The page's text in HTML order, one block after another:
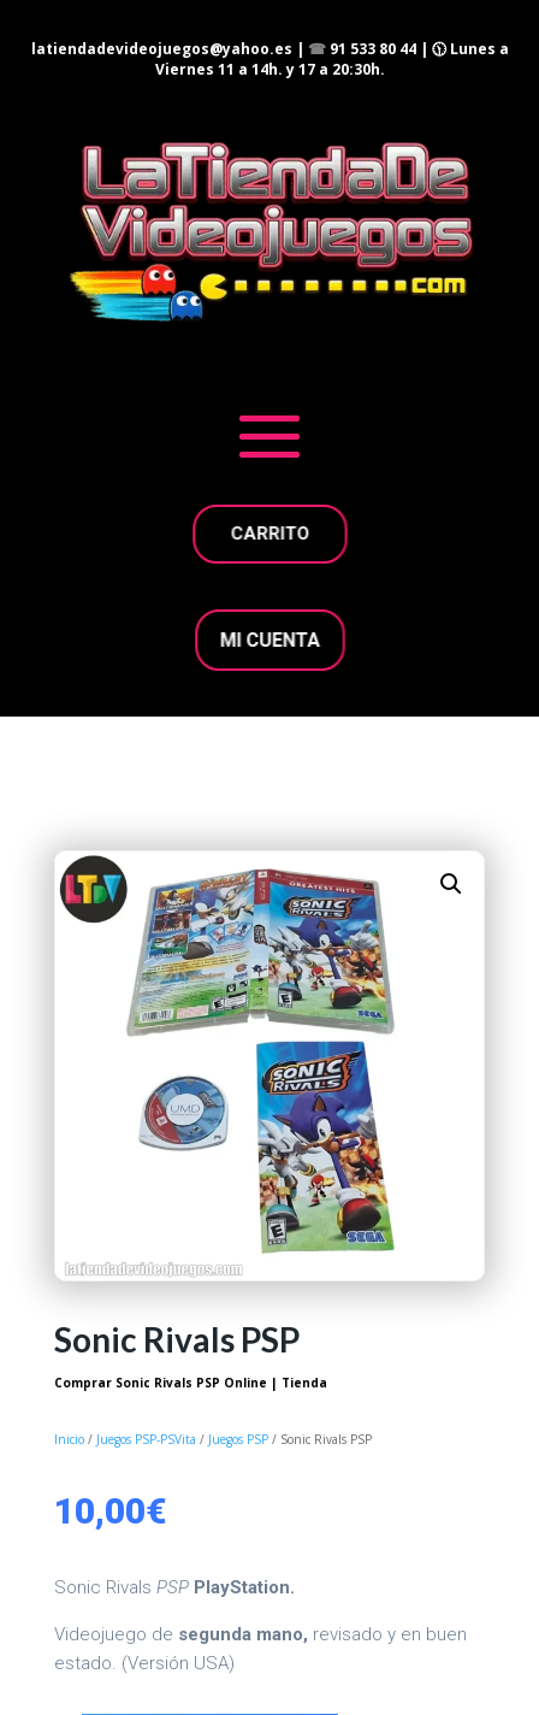
latiendadevideojuegos@yahoo.es | ☎ 91 533 80 44| 🕦 Lunes a
Viernes 11 a 14h. y 17 a 20:30h.
CARRITO
MI CUENTA
Sonic Rivals PSP
Comprar Sonic Rivals PSP Online | Tienda
Inicio/ Juegos PSP-PSVita / Juegos PSP/ Sonic Rivals PSP
10,00€
Sonic Rivals PSP PlayStation.
Videojuego de segunda mano, revisado y en buen
estado. (Versión USA)